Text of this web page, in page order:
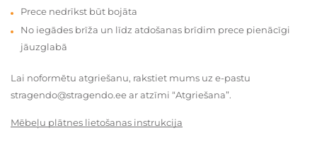
Prece nedrīkst būt bojāta
No iegādes brīža un līdz atdošanas brīdim prece pienācīgi
jāuzglabā
Lai noformētu atgriešanu, rakstiet mums uz e-pastu
stragendo@stragendo.ee ar atzīmi “Atgriešana”.
Mēbeļu plātnes lietošanas instrukcija